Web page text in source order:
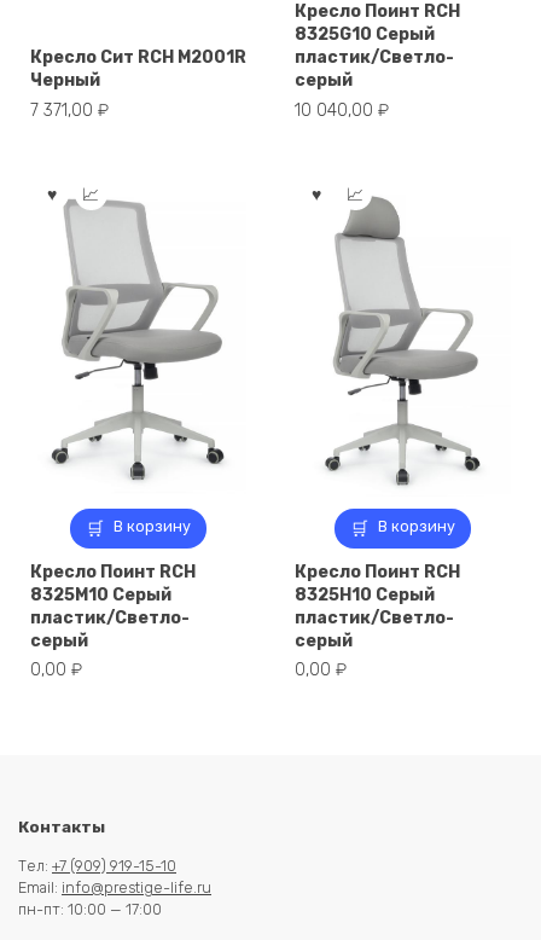
Кресло Сит RCH M2001R
Черный
7 371,00 ₽
Кресло Поинт RCH
8325G10 Серый
пластик/Светло-
серый
10 040,00 ₽
В корзину
Кресло Поинт RCH
8325M10 Серый
пластик/Светло-
серый
0,00 ₽
В корзину
Кресло Поинт RCH
8325H10 Серый
пластик/Светло-
серый
0,00 ₽
Контакты
Тел: +7 (909) 919-15-10
Email: info@prestige-life.ru
пн-пт: 10:00 — 17:00